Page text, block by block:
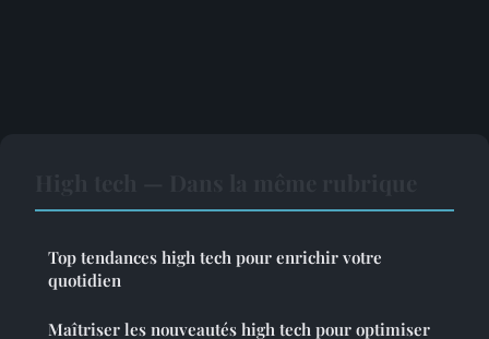
Top tendances high tech pour enrichir votre
quotidien
Maîtriser les nouveautés high tech pour optimiser